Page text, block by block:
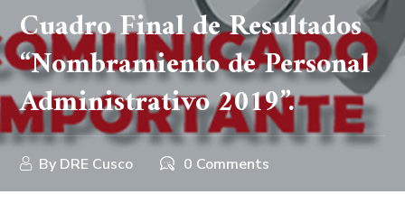
Cuadro Final de Resultados
“Nombramiento de Personal
Administrativo 2019”.
By DRE Cusco 0 Comments